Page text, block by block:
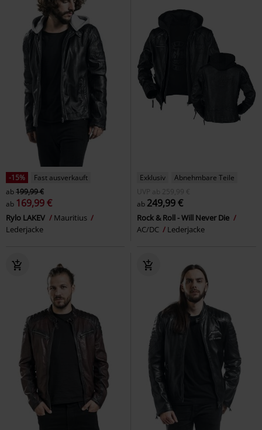
-15%
Fast ausverkauft
ab199,99 €
ab 169,99 €
Rylo LAKEV
Mauritius
Lederjacke
Exklusiv
Abnehmbare Teile
UVP
ab 259,99 €
ab 249,99 €
Rock & Roll - Will Never Die
AC/DC
Lederjacke